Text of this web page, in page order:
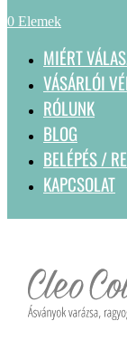
0 Elemek
MIÉRT
VÁSÁRLÓI
RÓLUNK
BLOG
BELÉPÉS /
KAPCSOLAT